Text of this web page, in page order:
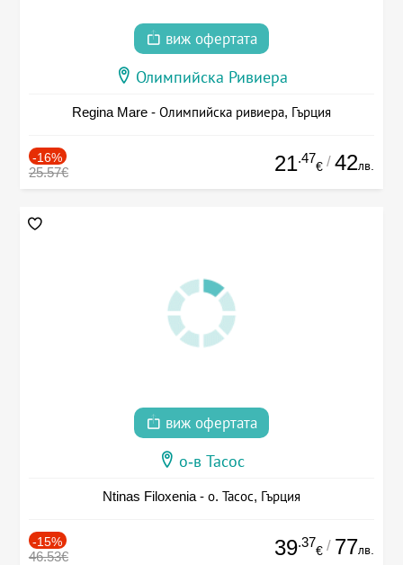
виж офертата
Олимпийска Ривиера
Regina Mare - Олимпийска ривиера, Гърция
-16%
25.57€ 21.47
€ / 42лв.
виж офертата
о-в Тасос
Ntinas Filoxenia - о. Тасос, Гърция
-15%
46.53€ 39.37
€ / 77лв.